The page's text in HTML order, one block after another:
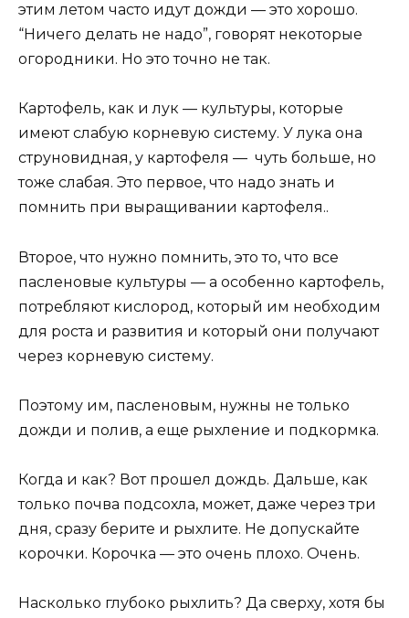
этим летом часто идут дожди — это хорошо.
“Ничего делать не надо”, говорят некоторые
огородники. Но это точно не так.
Картофель, как и лук — культуры, которые
имеют слабую корневую систему. У лука она
струновидная, у картофеля — чуть больше, но
тоже слабая. Это первое, что надо знать и
помнить при выращивании картофеля..
Второе, что нужно помнить, это то, что все
пасленовые культуры — а особенно картофель,
потребляют кислород, который им необходим
для роста и развития и который они получают
через корневую систему.
Поэтому им, пасленовым, нужны не только
дожди и полив, а еще рыхление и подкормка.
Когда и как? Вот прошел дождь. Дальше, как
только почва подсохла, может, даже через три
дня, сразу берите и рыхлите. Не допускайте
корочки. Корочка — это очень плохо. Очень.
Насколько глубоко рыхлить? Да сверху, хотя бы